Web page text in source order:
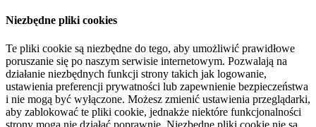
Niezbędne pliki cookies
Te pliki cookie są niezbędne do tego, aby umożliwić prawidłowe
poruszanie się po naszym serwisie internetowym. Pozwalają na
działanie niezbędnych funkcji strony takich jak logowanie,
ustawienia preferencji prywatności lub zapewnienie bezpieczeństwa
i nie mogą być wyłączone. Możesz zmienić ustawienia przeglądarki,
aby zablokować te pliki cookie, jednakże niektóre funkcjonalności
strony mogą nie działać poprawnie. Niezbędne pliki cookie nie są